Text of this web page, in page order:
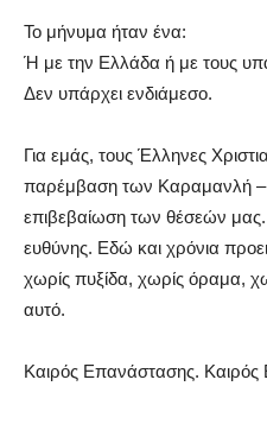
Το μήνυμα ήταν ένα:
Ή με την Ελλάδα ή με τους
Δεν υπάρχει ενδιάμεσο.
Για εμάς, τους Έλληνες
παρέμβαση των Καραμανλή
επιβεβαίωση των θέσεών μας.
ευθύνης. Εδώ και χρόνια
χωρίς πυξίδα, χωρίς όραμα,
αυτό.
Καιρός Επανάστασης. Καιρός